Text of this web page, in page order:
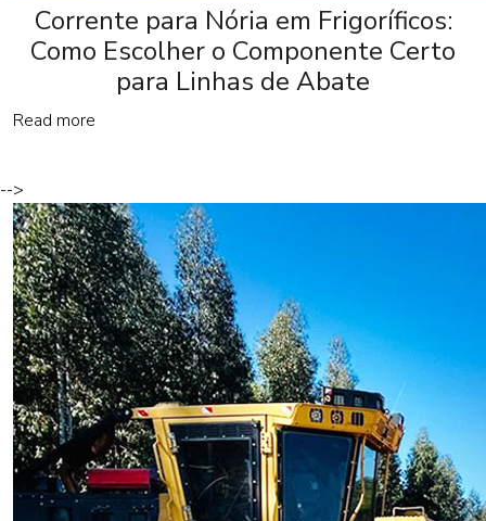
Corrente para Nória em Frigoríficos:
Como Escolher o Componente Certo
para Linhas de Abate
Read more
-->